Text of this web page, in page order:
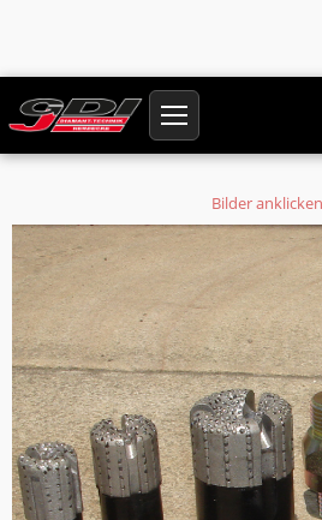
Startseite
Produkte
Diamant-Meissel Vollbohrer Ø 28 mmkonkav
Bilder